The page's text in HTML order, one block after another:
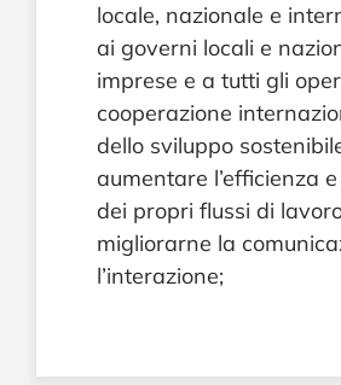
locale, nazionale e
ai governi locali e
imprese e a tutti gli
cooperazione
dello sviluppo
aumentare l’efficienza e
dei propri flussi di
migliorarne la
l’interazione;